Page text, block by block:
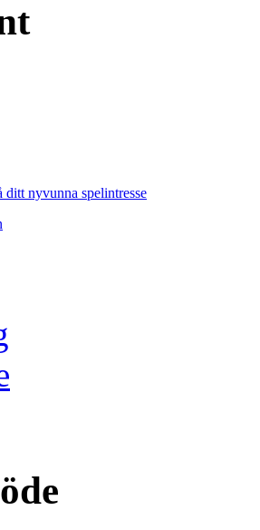
nyvunna spelintresse